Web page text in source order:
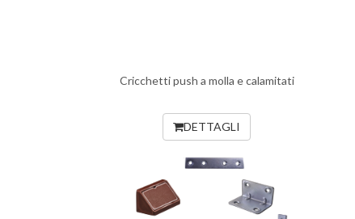
Cricchetti push a molla e calamitati
DETTAGLI